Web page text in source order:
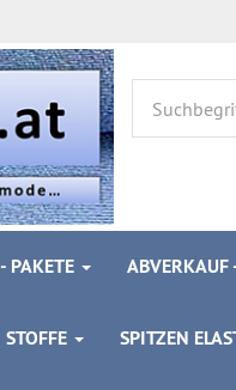
PAKETE ABVERKAUF
STOFFE SPITZEN